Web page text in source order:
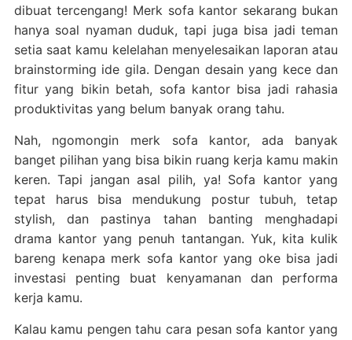
dibuat tercengang! Merk sofa kantor sekarang bukan
hanya soal nyaman duduk, tapi juga bisa jadi teman
setia saat kamu kelelahan menyelesaikan laporan atau
brainstorming ide gila. Dengan desain yang kece dan
fitur yang bikin betah, sofa kantor bisa jadi rahasia
produktivitas yang belum banyak orang tahu.
Nah, ngomongin merk sofa kantor, ada banyak
banget pilihan yang bisa bikin ruang kerja kamu makin
keren. Tapi jangan asal pilih, ya! Sofa kantor yang
tepat harus bisa mendukung postur tubuh, tetap
stylish, dan pastinya tahan banting menghadapi
drama kantor yang penuh tantangan. Yuk, kita kulik
bareng kenapa merk sofa kantor yang oke bisa jadi
investasi penting buat kenyamanan dan performa
kerja kamu.
Kalau kamu pengen tahu cara pesan sofa kantor yang